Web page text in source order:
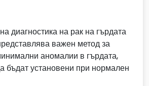
диагностика на рак на гърдата
важен метод за
аномалии в гърдата,
бъдат установени при нормален